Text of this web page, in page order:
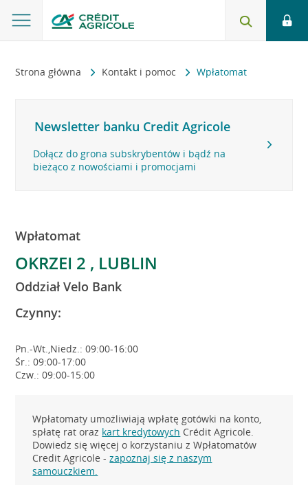
Strona główna Kontakt i pomoc Wpłatomat
Newsletter banku Credit Agricole
Dołącz do grona subskrybentów i bądź na
bieżąco z nowościami i promocjami
Wpłatomat
OKRZEI 2 , LUBLIN
Oddział Velo Bank
Czynny:
Pn.-Wt.,Niedz.: 09:00-16:00
Śr.: 09:00-17:00
Czw.: 09:00-15:00
Wpłatomaty umożliwiają wpłatę gotówki na konto,
spłatę rat oraz kart kredytowych Crédit Agricole.
Dowiedz się więcej o korzystaniu z Wpłatomatów
Credit Agricole -zapoznaj się z naszym
samouczkiem.